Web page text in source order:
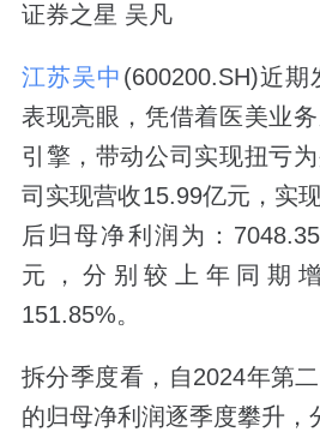
证券之星 吴凡
江苏吴中 (600200.SH)近
表现亮眼，凭借着医美业
引擎，带动公司实现扭亏
司实现营收15.99亿元，实
后归母净利润为：
元，分别较上年同期
151.85%。
拆分季度看，自2024年第
的归母净利润逐季度攀升，